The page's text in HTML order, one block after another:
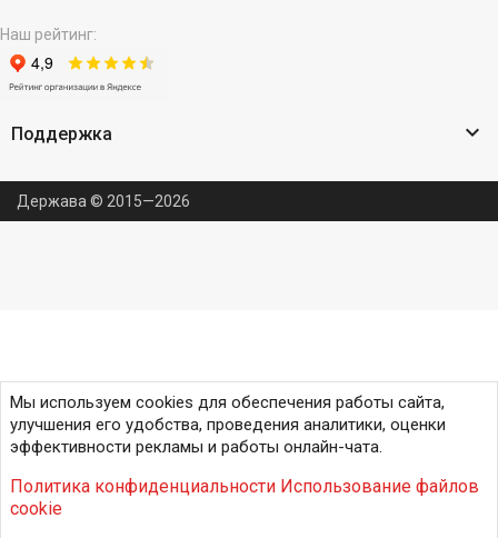
Наш рейтинг:
Поддержка 
Держава © 2015—2026
Мы используем cookies для обеспечения работы сайта,
улучшения его удобства, проведения аналитики, оценки
эффективности рекламы и работы онлайн-чата.
Политика конфиденциальности Использование файлов
cookie